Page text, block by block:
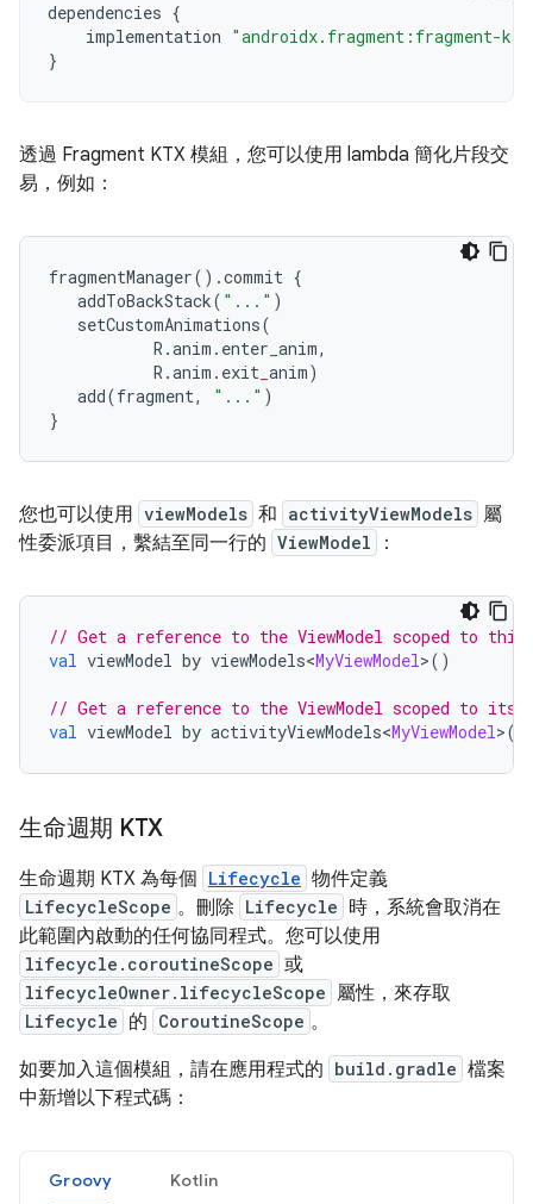
dependencies {
implementation "androidx.fragment:fragment-
}
透過 Fragment KTX 模組，您可以使用 lambda 簡化片段交
易，例如：
fragmentManager().commit {
addToBackStack( "..." )
setCustomAnimations(
R .anim . enter anim,
R .anim . exit anim)
add(fragment, "..." )
}
您也可以使用 viewModels 和 activityViewModels 屬
性委派項目，繫結至同一行的 ViewModel ：
// Get a reference to the ViewModel scoped to this
val viewModel by viewModels<MyViewModel>()
// Get a reference to the ViewModel scoped to its
val viewModel by activityViewModels<MyViewModel>()
生命週期 KTX
生命週期 KTX 為每個 Lifecycle 物件定義
LifecycleScope 。刪除 Lifecycle 時，系統會取消在
此範圍內啟動的任何協同程式。您可以使用
lifecycle.coroutineScope 或
lifecycleOwner.lifecycleScope 屬性，來存取
Lifecycle 的 CoroutineScope 。
如要加入這個模組，請在應用程式的 build.gradle 檔案
中新增以下程式碼：
Groovy Kotlin